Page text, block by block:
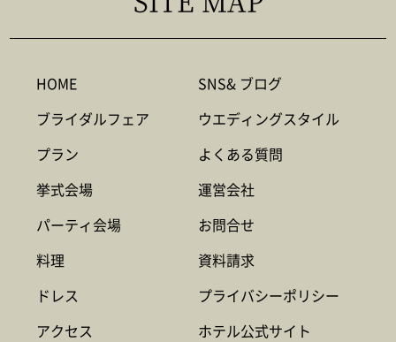
HOME
ブライダルフェア
プラン
挙式会場
パーティ会場
料理
ドレス
アクセス
SNS& ブログ
ウエディングスタイル
よくある質問
運営会社
お問合せ
資料請求
プライバシーポリシー
ホテル公式サイト